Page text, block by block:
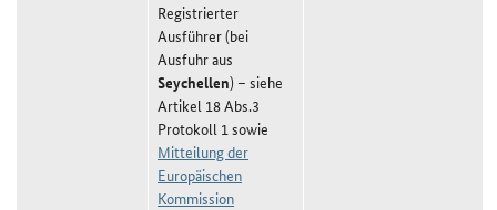
Registrierter
Ausführer (bei
Ausfuhr aus
Seychellen) – siehe
Artikel 18 Abs.3
Protokoll 1 sowie
Mitteilung der
Europäischen
Kommission